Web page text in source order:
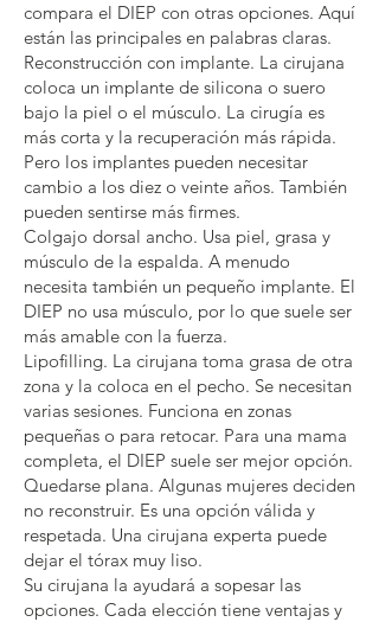
compara el DIEP con otras opciones. Aquí
están las principales en palabras claras.
Reconstrucción con implante. La cirujana
coloca un implante de silicona o suero
bajo la piel o el músculo. La cirugía es
más corta y la recuperación más rápida.
Pero los implantes pueden necesitar
cambio a los diez o veinte años. También
pueden sentirse más firmes.
Colgajo dorsal ancho. Usa piel, grasa y
músculo de la espalda. A menudo
necesita también un pequeño implante. El
DIEP no usa músculo, por lo que suele ser
más amable con la fuerza.
Lipofilling. La cirujana toma grasa de otra
zona y la coloca en el pecho. Se necesitan
varias sesiones. Funciona en zonas
pequeñas o para retocar. Para una mama
completa, el DIEP suele ser mejor opción.
Quedarse plana. Algunas mujeres deciden
no reconstruir. Es una opción válida y
respetada. Una cirujana experta puede
dejar el tórax muy liso.
Su cirujana la ayudará a sopesar las
opciones. Cada elección tiene ventajas y